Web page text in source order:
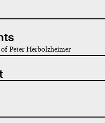
Peter Herbolzheimer